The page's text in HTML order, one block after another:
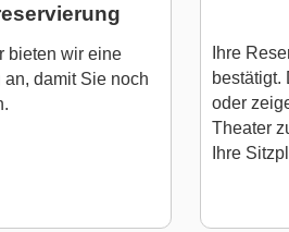
bieten wir eine
damit Sie noch
Ihre
bestätigt.
oder
Theater
Ihre